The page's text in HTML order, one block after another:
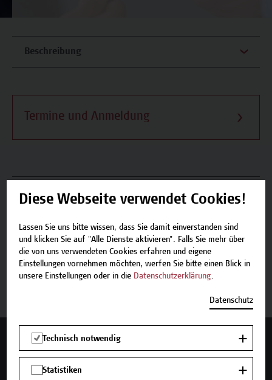
Beschreibung
Termine und Anmeldung
Beschreibung
Termine und Anmeldung
Jetzt anmelden
Mehr Infos gewünscht?
Diese Webseite verwendet Cookies!
Lassen Sie uns bitte wissen, dass Sie damit einverstanden sind
und klicken Sie auf "Alle Dienste aktivieren". Falls Sie mehr über
die von uns verwendeten Cookies erfahren und eigene
Einstellungen vornehmen möchten, werfen Sie bitte einen Blick in
unsere Einstellungen oder in die Datenschutzerklärung.
Datenschutz
Technisch notwendig
Statistiken